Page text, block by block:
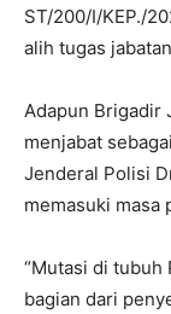
ST/200/I/KEP./
alih tugas
Adapun Brigadir
menjabat
Jenderal Polisi
memasuki masa
“Mutasi di tubuh
bagian dari